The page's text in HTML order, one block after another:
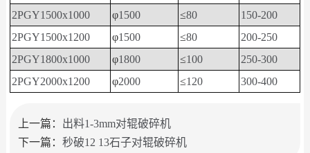
2PGY1500x1000
φ1500 ≤80
150-200
2PGY1500x1200
φ1500 ≤80
200-250
2PGY1800x1000
φ1800 ≤100
250-300
2PGY2000x1200
φ2000 ≤120 300-400
上一篇： 出料1-3mm对辊破碎机
下一篇： 秒破12 13石子对辊破碎机